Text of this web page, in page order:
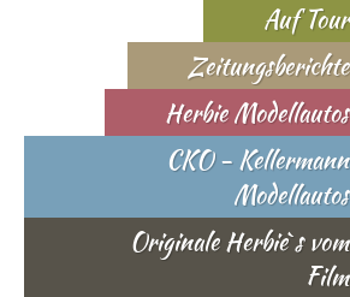
Auf Tour
Zeitungsberichte
Herbie Modellautos
CKO - Kellermann
Modellautos
Originale Herbie`s vom
Film